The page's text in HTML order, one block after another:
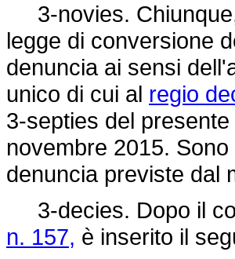
3-novies.
legge di conversione
denuncia ai sensi
unico di cui al regio
3-septies del
novembre 2015.
denuncia previste dal
3-decies. Dopo il
n. 157, è inserito il